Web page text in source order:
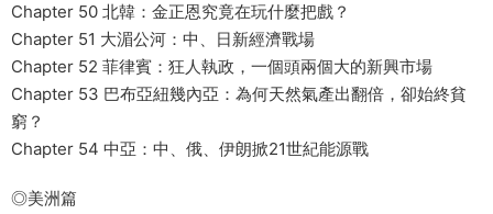
Chapter 50 北韓：金正恩究竟在玩什麼把戲？
Chapter 51 大湄公河：中、日新經濟戰場
Chapter 52 菲律賓：狂人執政，一個頭兩個大的新興市場
Chapter 53 巴布亞紐幾內亞：為何天然氣產出翻倍，卻始終貧
窮？
Chapter 54 中亞：中、俄、伊朗掀21世紀能源戰
◎美洲篇